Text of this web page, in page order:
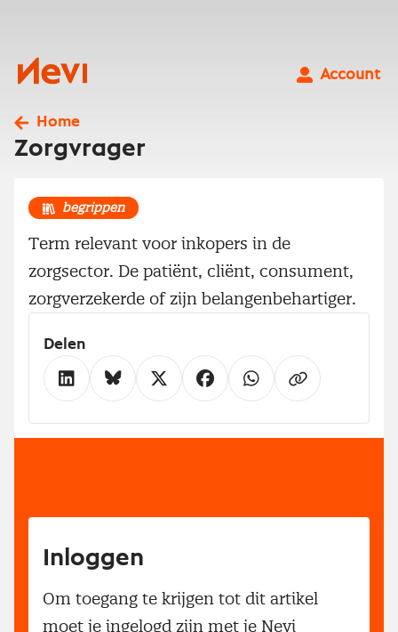
Nevi
Account
Home
Zorgvrager
begrippen
Term relevant voor inkopers in de
zorgsector. De patiënt, cliënt, consument,
zorgverzekerde of zijn belangenbehartiger.
Delen
Inloggen
Om toegang te krijgen tot dit artikel
moet je ingelogd zijn met je Nevi